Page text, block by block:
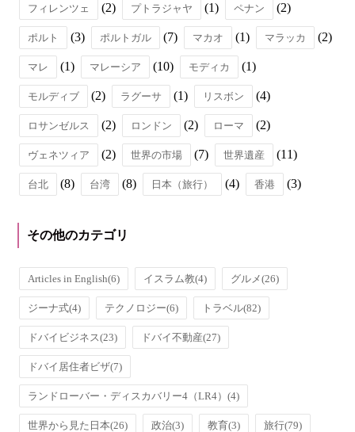
フィレンツェ (2) プトラジャヤ (1) ペナン (2)
ポルト (3) ポルトガル (7) マカオ (1) マラッカ (2)
マレ (1) マレーシア (10) モディカ (1)
モルディブ (2) ラグーサ (1) リスボン (4)
ロサンゼルス (2) ロンドン (2) ローマ (2)
ヴェネツィア (2) 世界の市場 (7) 世界遺産 (11)
台北 (8) 台湾 (8) 日本（旅行） (4) 香港 (3)
その他のカテゴリ
Articles in English(6) イスラム教(4) グルメ(26)
ジーナ式(4) テクノロジー(6) トラベル(82)
ドバイビジネス(23) ドバイ不動産(27)
ドバイ居住者ビザ(7)
ランドローバー・ディスカバリー4（LR4）(4)
世界から見た日本(26) 政治(3) 教育(3) 旅行(79)